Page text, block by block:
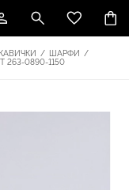
/ ШАРФИ
/
0890-1150